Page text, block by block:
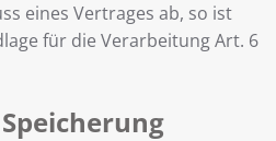
eines Vertrages ab, so ist
für die Verarbeitung Art. 6